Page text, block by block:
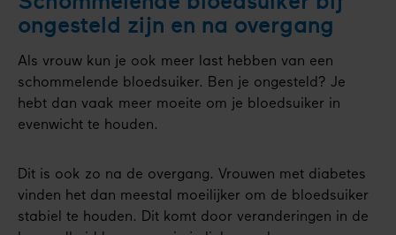
ongesteld zijn en na overgang
Als vrouw kun je ook meer last hebben van een
schommelende bloedsuiker. Ben je ongesteld? Je
hebt dan vaak meer moeite om je bloedsuiker in
evenwicht te houden.
Dit is ook zo na de overgang. Vrouwen met diabetes
vinden het dan meestal moeilijker om de bloedsuiker
stabiel te houden. Dit komt door veranderingen in de